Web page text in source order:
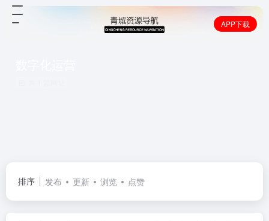
APP下载
排序 发布 更新 浏览 点赞